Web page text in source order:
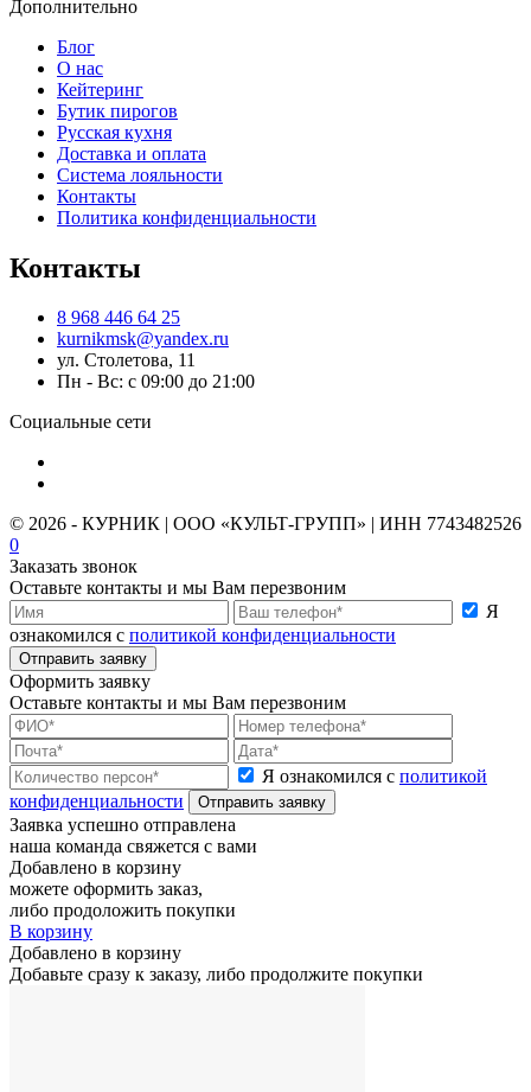
Дополнительно
Блог
О нас
Кейтеринг
Бутик пирогов
Русская кухня
Доставка и оплата
Система лояльности
Контакты
Политика конфиденциальности
Контакты
8 968 446 64 25
kurnikmsk@yandex.ru
ул. Столетова, 11
Пн - Вс: с 09:00 до 21:00
Социальные сети
© 2026 - КУРНИК | ООО «КУЛЬТ-ГРУПП» | ИНН 7743482526
0
Заказать звонок
Оставьте контакты и мы Вам перезвоним
Я
ознакомился с политикой конфиденциальности
Отправить заявку
Оформить заявку
Оставьте контакты и мы Вам перезвоним
Я ознакомился с политикой
конфиденциальности
Отправить заявку
Заявка успешно отправлена
наша команда свяжется с вами
Добавлено в корзину
можете оформить заказ,
либо продоложить покупки
В корзину
Добавлено в корзину
Добавьте сразу к заказу, либо продолжите покупки